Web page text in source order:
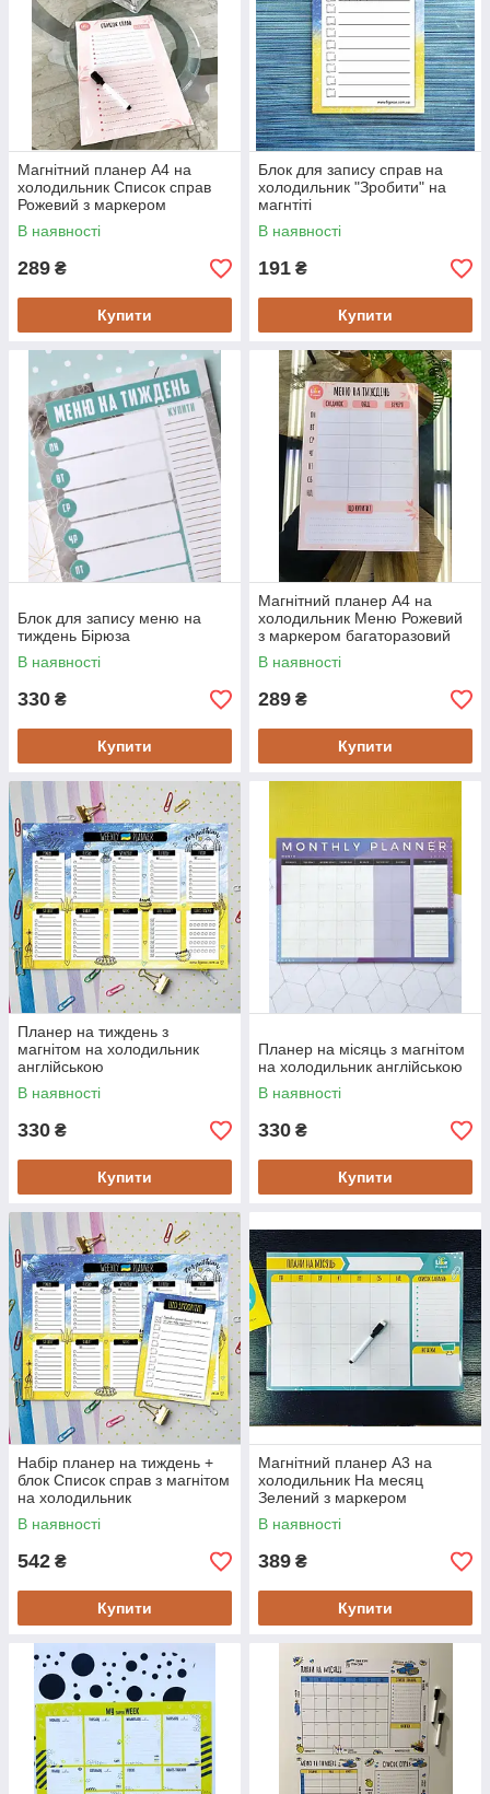
Магнітний планер А4 на
холодильник Список справ
Рожевий з маркером
багаторазовий
В наявності
289 ₴
Купити
Блок для запису справ на
холодильник "Зробити" на
магнтіті
В наявності
191 ₴
Купити
Блок для запису меню на
тиждень Бірюза
В наявності
330 ₴
Купити
Магнітний планер А4 на
холодильник Меню Рожевий
з маркером багаторазовий
В наявності
289 ₴
Купити
Планер на тиждень з
магнітом на холодильник
англійською
В наявності
330 ₴
Купити
Планер на місяць з магнітом
на холодильник англійською
В наявності
330 ₴
Купити
Набір планер на тиждень +
блок Список справ з магнітом
на холодильник
В наявності
542 ₴
Купити
Магнітний планер А3 на
холодильник На месяц
Зелений з маркером
багаторазовий
В наявності
389 ₴
Купити